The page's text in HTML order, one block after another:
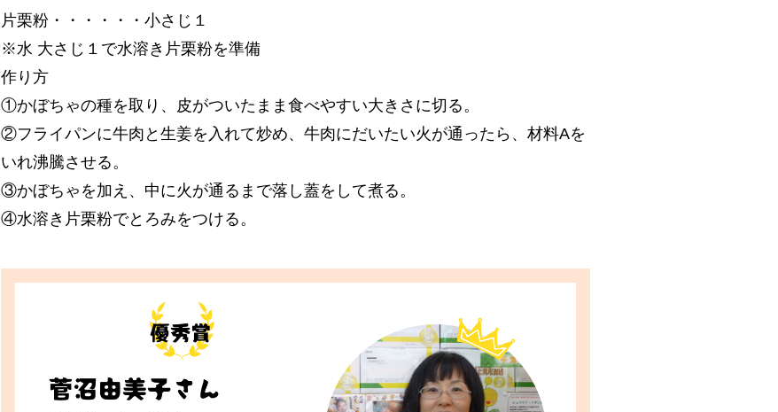
片栗粉・・・・・・小さじ１
※水 大さじ１で水溶き片栗粉を準備
作り方
①かぼちゃの種を取り、皮がついたまま食べやすい大きさに切る。
②フライパンに牛肉と生姜を入れて炒め、牛肉にだいたい火が通ったら、材料Aを
いれ沸騰させる。
③かぼちゃを加え、中に火が通るまで落し蓋をして煮る。
④水溶き片栗粉でとろみをつける。